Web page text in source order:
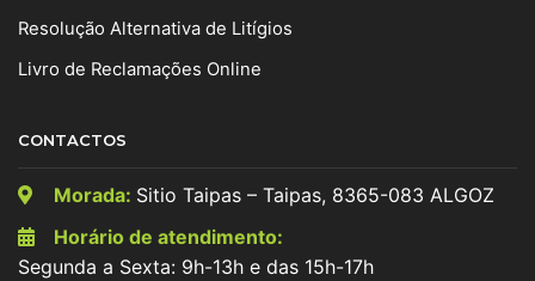
Resolução Alternativa de Litígios
Livro de Reclamações Online
CONTACTOS
Morada: Sitio Taipas – Taipas, 8365-083 ALGOZ
Horário de atendimento:
Segunda a Sexta: 9h-13h e das 15h-17h